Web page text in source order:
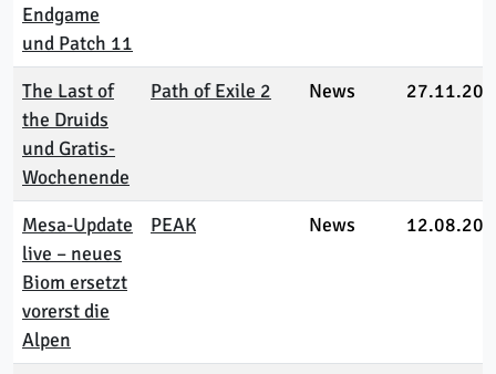
Endgame
und Patch 11
The Last of
the Druids
und Gratis-
Wochenende
Path of Exile 2 News
Mesa‑Update
live – neues
Biom ersetzt
vorerst die
Alpen
PEAK News